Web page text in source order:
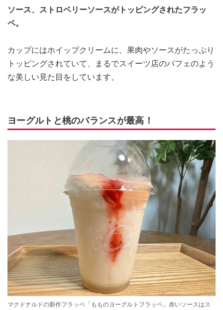
ソース、ストロベリーソースがトッピングされたフラッ
ペ。
カップにはホイップクリームに、果肉やソースがたっぷり
トッピングされていて、まるでスイーツ店のパフェのよう
な美しい見た目をしています。
ヨーグルトと桃のバランスが最高！
マクドナルドの新作フラッペ「もものヨーグルトフラッペ」赤いソースはス